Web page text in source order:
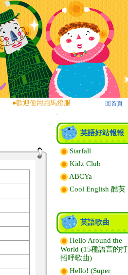
歡迎使用跑馬燈服務! 回首頁
:::
英語好站報報
Starfall
Kidz Club
ABCYa
Cool English 酷英
英語歌曲
Hello Around the
World (15種語言的打
招呼歌曲)
Hello! (Super